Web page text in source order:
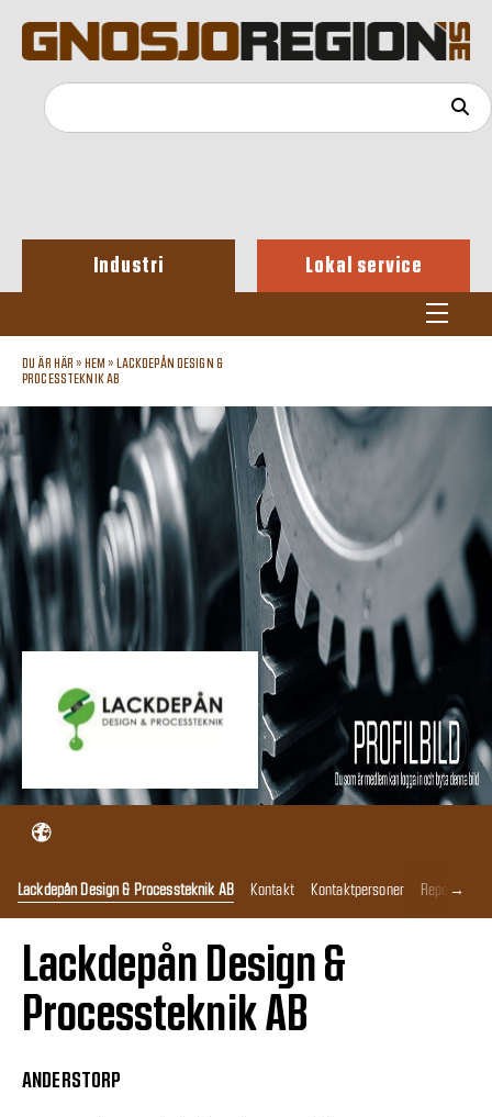
Industri Lokal service
DU ÄR HÄR » HEM »
LACKDEPÅN DESIGN &
PROCESSTEKNIK AB
Lackdepån Design & Processteknik AB Kontakt Kontaktpersoner Reportage
→
Lackdepån Design &
Processteknik AB
ANDERSTORP